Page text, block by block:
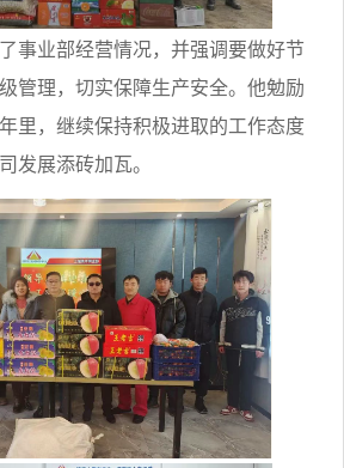
事业部经营情况，并强调要做好节
管理，切实保障生产安全。 他勉励
里，继续保持积极进取的工作态度
发展添砖加瓦。